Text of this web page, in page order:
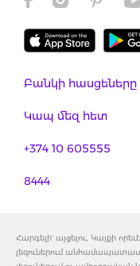
Բանկի
Կապ մեզ հետ
+374 10 605555
8444
Հարգելի' այցելու, Կայքի
լեզուներում